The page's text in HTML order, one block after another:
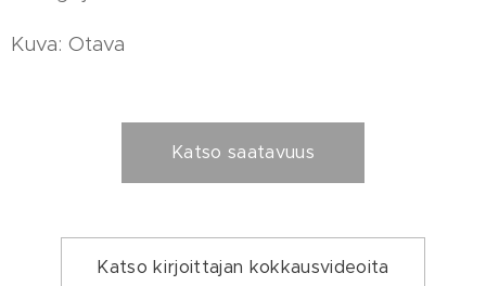
Kuva: Otava
Katso saatavuus
Katso kirjoittajan kokkausvideoita